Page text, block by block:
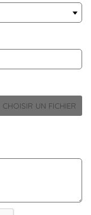
CHOISIR UN FICHIER